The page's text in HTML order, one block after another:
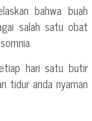
bahwa buah
salah satu obat
hari satu butir
tidur anda nyaman